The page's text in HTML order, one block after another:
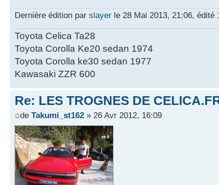
Dernière édition par slayer le 28 Mai 2013, 21:06, édité
Toyota Celica Ta28
Toyota Corolla Ke20 sedan 1974
Toyota Corolla ke30 sedan 1977
Kawasaki ZZR 600
Re: LES TROGNES DE
de Takumi_st162 » 26 Avr 2012, 16:09